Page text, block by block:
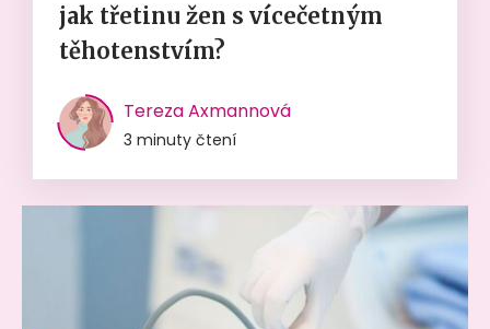
jak třetinu žen s vícečetným
těhotenstvím?
Tereza Axmannová
3 minuty čtení